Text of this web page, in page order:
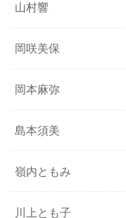
山村響
岡咲美保
岡本麻弥
島本須美
嶺内ともみ
川上とも子